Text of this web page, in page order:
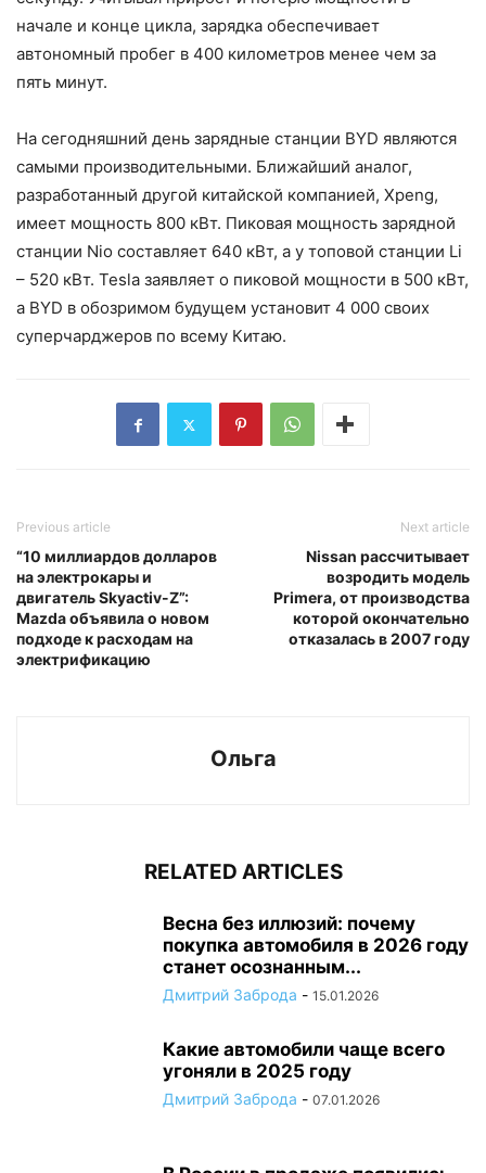
начале и конце цикла, зарядка обеспечивает
автономный пробег в 400 километров менее чем за
пять минут.
На сегодняшний день зарядные станции BYD являются
самыми производительными. Ближайший аналог,
разработанный другой китайской компанией, Xpeng,
имеет мощность 800 кВт. Пиковая мощность зарядной
станции Nio составляет 640 кВт, а у топовой станции Li
– 520 кВт. Tesla заявляет о пиковой мощности в 500 кВт,
а BYD в обозримом будущем установит 4 000 своих
суперчарджеров по всему Китаю.
Previous article
“10 миллиардов долларов
на электрокары и
двигатель Skyactiv-Z”:
Mazda объявила о новом
подходе к расходам на
электрификацию
Next article
Nissan рассчитывает
возродить модель
Primera, от производства
которой окончательно
отказалась в 2007 году
Ольга
RELATED ARTICLES
Весна без иллюзий: почему
покупка автомобиля в 2026 году
станет осознанным...
Дмитрий Заброда - 15.01.2026
Какие автомобили чаще всего
угоняли в 2025 году
Дмитрий Заброда - 07.01.2026